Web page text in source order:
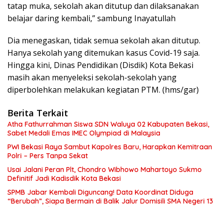
tatap muka, sekolah akan ditutup dan dilaksanakan
belajar daring kembali,” sambung Inayatullah
Dia menegaskan, tidak semua sekolah akan ditutup.
Hanya sekolah yang ditemukan kasus Covid-19 saja.
Hingga kini, Dinas Pendidikan (Disdik) Kota Bekasi
masih akan menyeleksi sekolah-sekolah yang
diperbolehkan melakukan kegiatan PTM. (hms/gar)
Berita Terkait
Atha Fathurrahman Siswa SDN Waluya 02 Kabupaten Bekasi,
Sabet Medali Emas IMEC Olympiad di Malaysia
PWI Bekasi Raya Sambut Kapolres Baru, Harapkan Kemitraan
Polri – Pers Tanpa Sekat
Usai Jalani Peran Plt, Chondro Wibhowo Mahartoyo Sukmo
Definitif Jadi Kadisdik Kota Bekasi
SPMB Jabar Kembali Diguncang! Data Koordinat Diduga
“Berubah”, Siapa Bermain di Balik Jalur Domisili SMA Negeri 13